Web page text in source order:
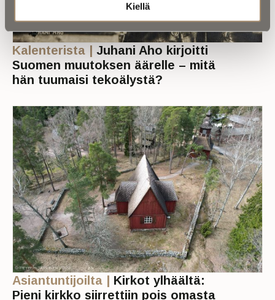
Kiellä
Kalenterista | Juhani Aho kirjoitti
Suomen muutoksen äärelle – mitä
hän tuumaisi tekoälystä?
Asiantuntijoilta | Kirkot ylhäältä:
Pieni kirkko siirrettiin pois omasta